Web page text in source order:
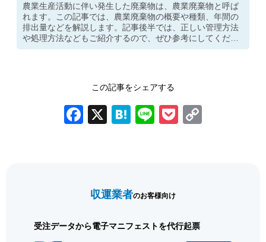
農業生産活動に伴い発生した廃棄物は、農業廃棄物と呼ば
れます。この記事では、農業廃棄物の概要や種類、年間の
排出量などを解説します。記事後半では、正しい管理方法
や処理方法などもご紹介するので、ぜひ参考にしてくださ
い。
この記事をシェアする
Facebook
X Hatena
LinePocket
収運業者のお客様向け
受注データから電子マニフェストを代行起票